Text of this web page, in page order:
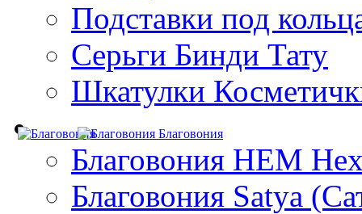
Подставки под
Серьги Бинди Тату
Шкатулки
Благовония
Благовония HEM
Благовония Satya